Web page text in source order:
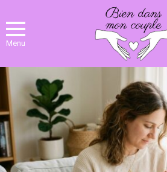
Menu
NOS
DERNIERS
ARTICLES